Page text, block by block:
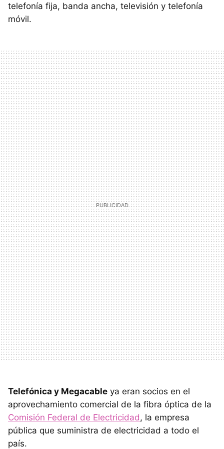
telefonía fija, banda ancha, televisión y telefonía
móvil.
Telefónica y Megacable ya eran socios en el
aprovechamiento comercial de la fibra óptica de la
Comisión Federal de Electricidad, la empresa
pública que suministra de electricidad a todo el
país.